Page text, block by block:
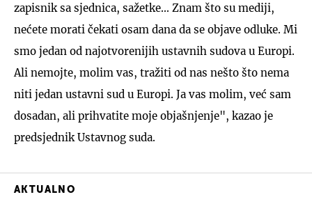
zapisnik sa sjednica, sažetke... Znam što su mediji,
nećete morati čekati osam dana da se objave odluke. Mi
smo jedan od najotvorenijih ustavnih sudova u Europi.
Ali nemojte, molim vas, tražiti od nas nešto što nema
niti jedan ustavni sud u Europi. Ja vas molim, već sam
dosadan, ali prihvatite moje objašnjenje", kazao je
predsjednik Ustavnog suda.
AKTUALNO